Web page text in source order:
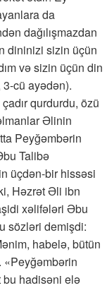
da
dağılışmazdan
dininizi sizin üçün
və sizin üçün din
cü ayədən).
qurdurdu, özü
Əlinin
Peyğəmbərin
Talibə
üçdən-bir hissəsi
Həzrət Əli ibn
xəlifələri Əbu
sözləri demişdi:
habelə, bütün
«Peyğəmbərin
bu hadisəni elə